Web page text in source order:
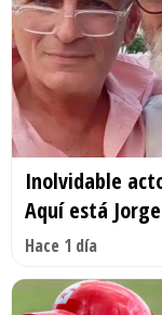
Inolvidable
Aquí está
Hace 1 día